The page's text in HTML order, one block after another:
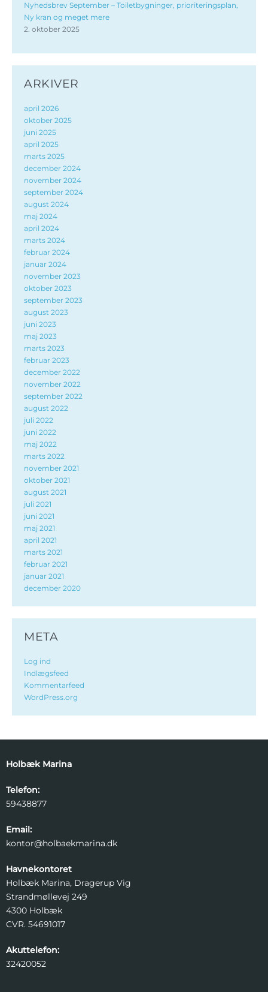
Nyhedsbrev September – Toiletbygninger, prioriteringsplan,
Ny kran og meget mere
2. oktober 2025
ARKIVER
april 2026
oktober 2025
juni 2025
april 2025
marts 2025
december 2024
november 2024
september 2024
august 2024
maj 2024
april 2024
marts 2024
februar 2024
januar 2024
november 2023
oktober 2023
september 2023
august 2023
juni 2023
maj 2023
marts 2023
februar 2023
december 2022
november 2022
september 2022
august 2022
juli 2022
juni 2022
maj 2022
marts 2022
november 2021
oktober 2021
august 2021
juli 2021
juni 2021
maj 2021
april 2021
marts 2021
februar 2021
januar 2021
december 2020
META
Log ind
Indlægsfeed
Kommentarfeed
WordPress.org
Holbæk Marina
Telefon:
59438877
Email:
kontor@holbaekmarina.dk
Havnekontoret
Holbæk Marina, Dragerup Vig
Strandmøllevej 249
4300 Holbæk
CVR. 54691017
Akuttelefon:
32420052